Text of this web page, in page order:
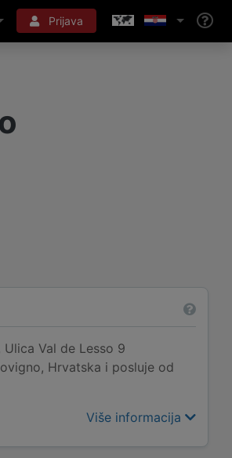
Prijava
Val de Lesso 9
Hrvatska i posluje od
Više informacija